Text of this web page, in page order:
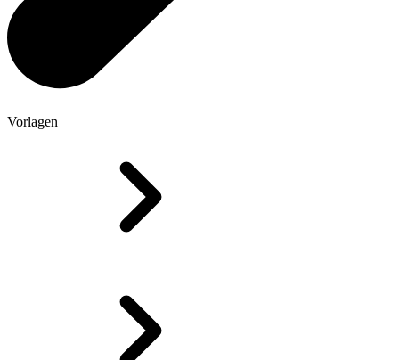
Vorlagen